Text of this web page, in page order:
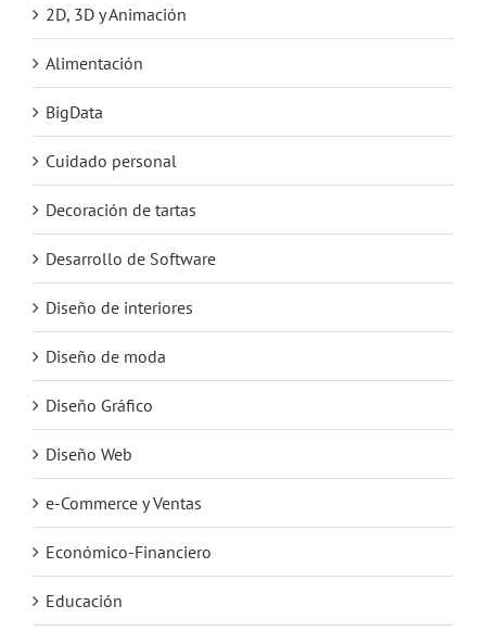
2D, 3D y Animación
Alimentación
BigData
Cuidado personal
Decoración de tartas
Desarrollo de Software
Diseño de interiores
Diseño de moda
Diseño Gráfico
Diseño Web
e-Commerce y Ventas
Económico-Financiero
Educación